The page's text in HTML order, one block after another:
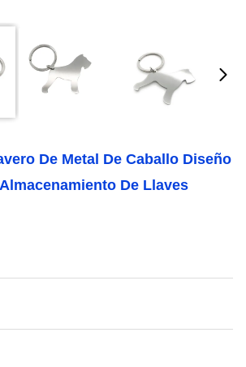
De Metal De Caballo Diseño
De Llaves